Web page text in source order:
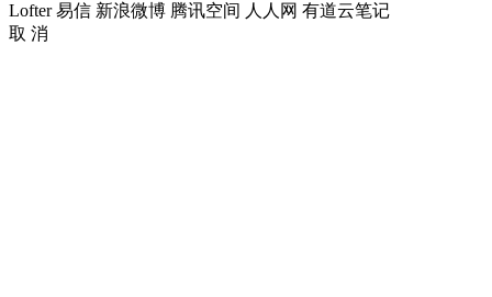
Lofter 易信 新浪微博 腾讯空间 人人网 有道云笔记
取 消